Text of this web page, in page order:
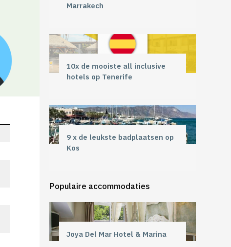
Marrakech
10x de mooiste all inclusive
hotels op Tenerife
9 x de leukste badplaatsen op
Kos
Populaire accommodaties
Joya Del Mar Hotel & Marina